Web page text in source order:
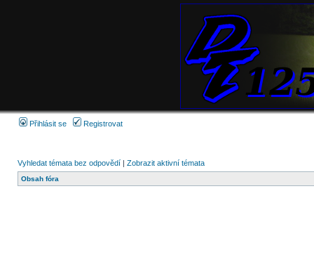
Přihlásit se Registrovat
Vyhledat témata bez odpovědí | Zobrazit aktivní témata
Obsah fóra